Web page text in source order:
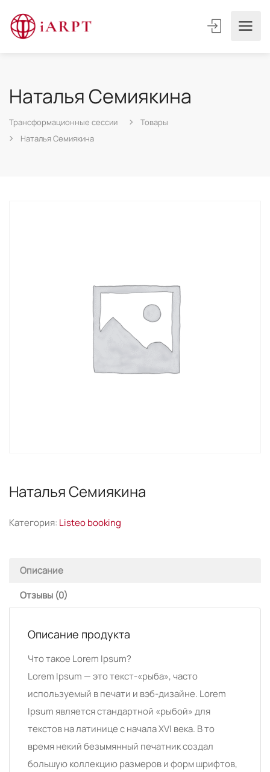
Наталья Семиякина
Трансформационные сессии
Товары
Наталья Семиякина
Наталья Семиякина
Категория: Listeo booking
Описание
Отзывы (0)
Описание продукта
Что такое Lorem Ipsum?
Lorem Ipsum — это текст-«рыба», часто
используемый в печати и вэб-дизайне. Lorem
Ipsum является стандартной «рыбой» для
текстов на латинице с начала XVI века. В то
время некий безымянный печатник создал
большую коллекцию размеров и форм шрифтов,